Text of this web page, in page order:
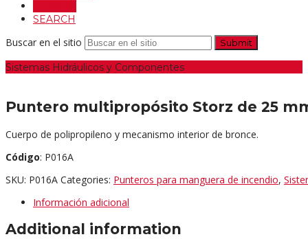
SEARCH
Buscar en el sitio Submit
Sistemas Hidráulicos y Componentes
Puntero multipropósito Storz de 25
Cuerpo de polipropileno y mecanismo interior de bronce.
Código: P016A
SKU: P016A Categories: Punteros para manguera de incendio,
Información adicional
Additional information